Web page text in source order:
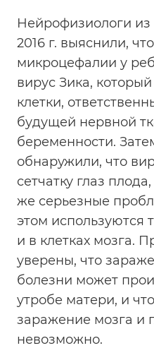
Нейрофизиологи
2016 г. выяснили,
микроцефалии у
вирус Зика,
клетки,
будущей нервной
беременности.
обнаружили, что
сетчатку глаз
же серьезные
этом используются
и в клетках мозга.
уверены, что
болезни может
утробе матери, и
заражение мозга и
невозможно.